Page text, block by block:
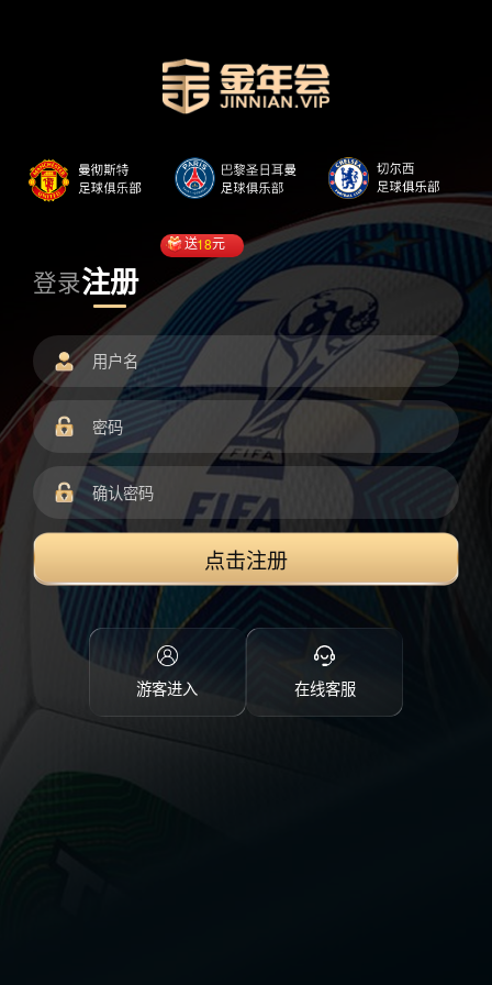
登录注册
送18元
点击注册
游客进入 在线客服